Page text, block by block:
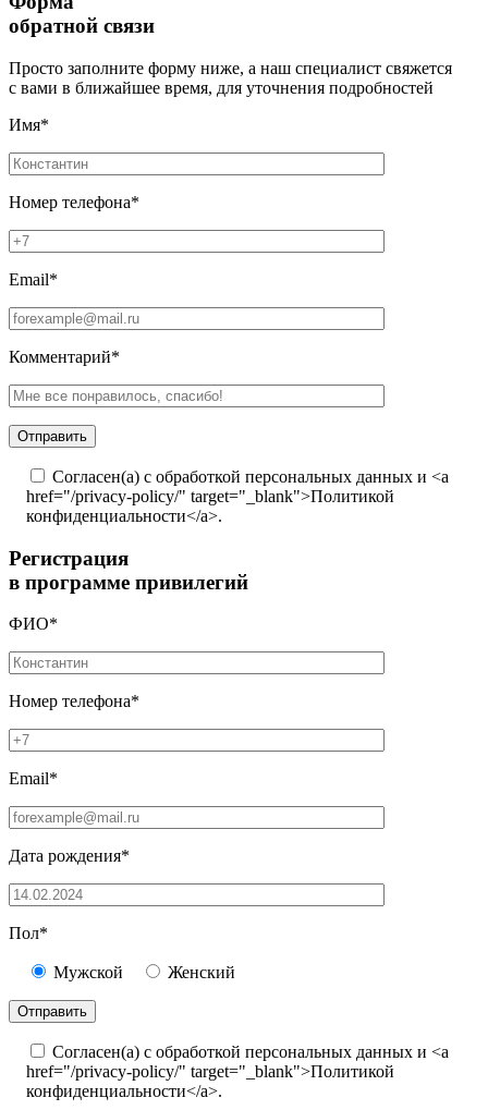
обратной связи
Просто заполните форму ниже, а наш специалист свяжется
с вами в ближайшее время, для уточнения подробностей
Имя*
Номер телефона*
Email*
Комментарий*
Согласен(а) с обработкой персональных данных и <a
href="/privacy-policy/" target="_blank">Политикой
конфиденциальности</a>.
Регистрация
в программе привилегий
ФИО*
Номер телефона*
Email*
Дата рождения*
Пол*
Мужской Женский
Согласен(а) с обработкой персональных данных и <a
href="/privacy-policy/" target="_blank">Политикой
конфиденциальности</a>.